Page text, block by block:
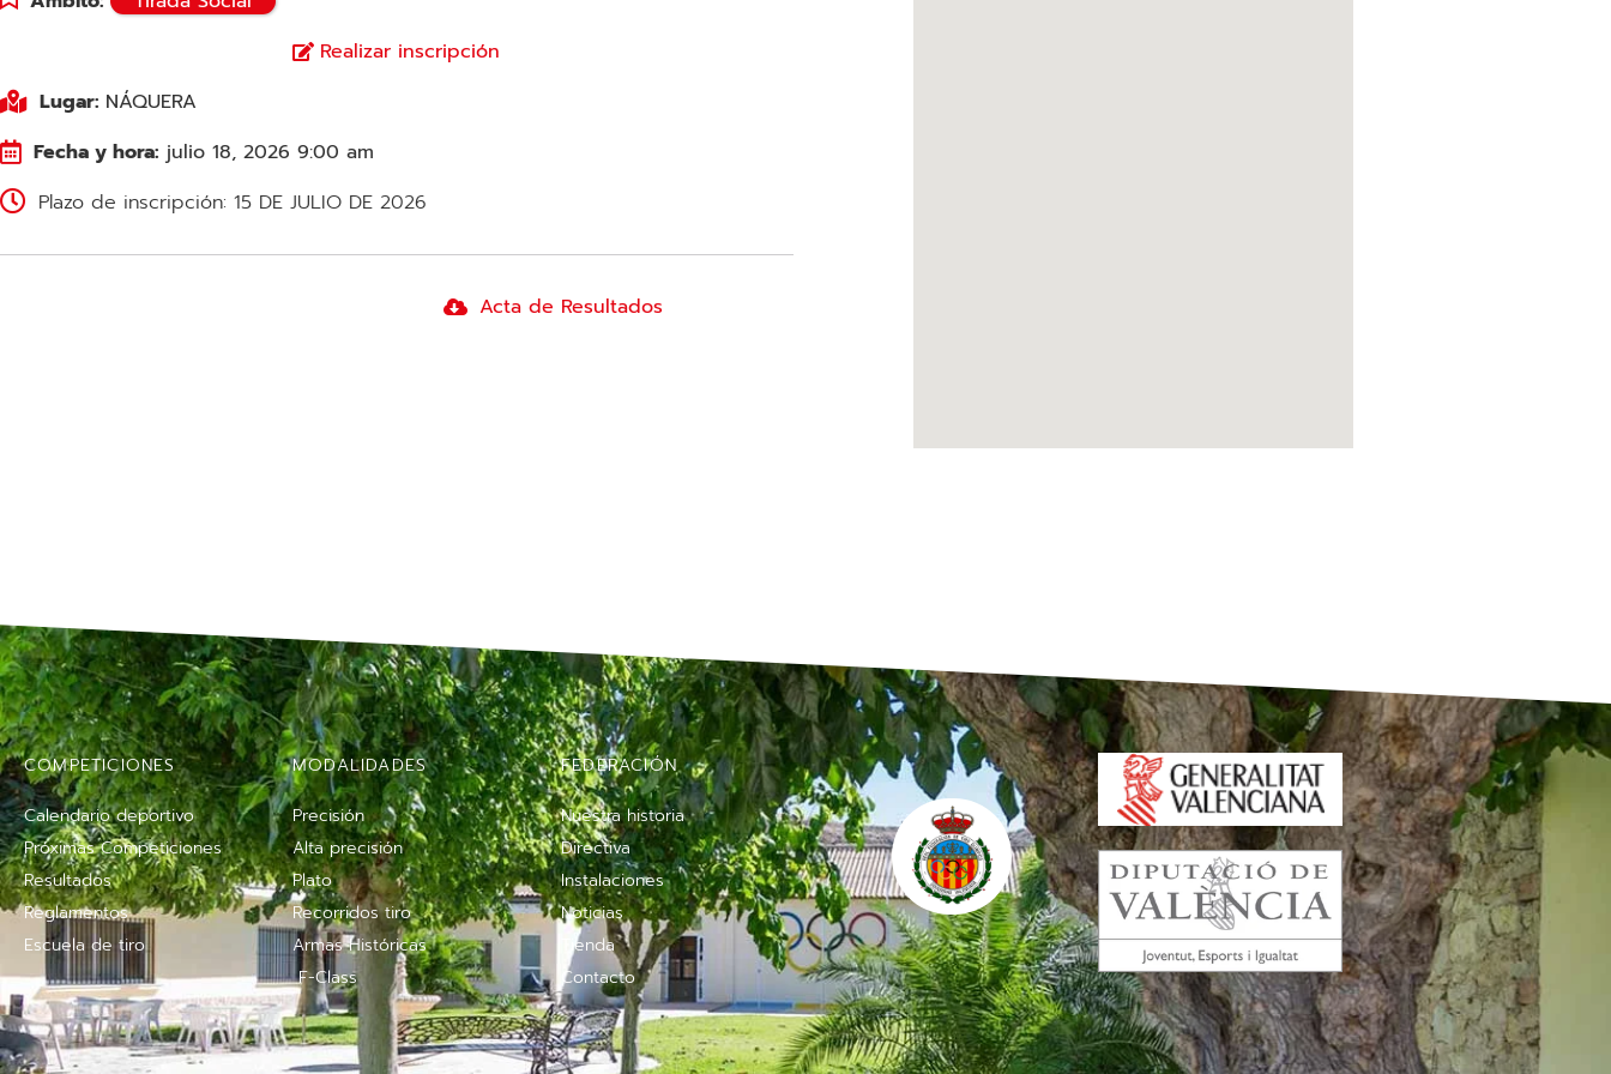
Realizar inscripción
Lugar: NÁQUERA
Fecha y hora: julio 18, 2026 9:00 am
Plazo de inscripción: 15 DE JULIO DE 2026
Acta de Resultados
COMPETICIONES
Calendario deportivo
Próximas Competiciones
Resultados
Reglamentos
Escuela de tiro
MODALIDADES
Precisión
Alta precisión
Plato
Recorridos tiro
Armas Históricas
F-Class
FEDERACIÓN
Nuestra historia
Directiva
Instalaciones
Noticias
Tienda
Contacto